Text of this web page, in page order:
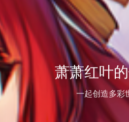
萧萧红叶
一起创造多彩